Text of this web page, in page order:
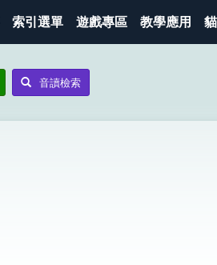
索引選單 遊戲專區 教學應用
音讀檢索